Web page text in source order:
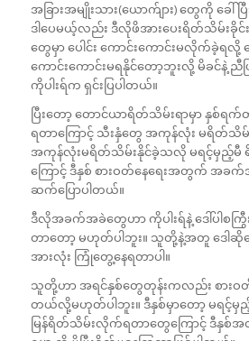
အခြားအမျိုးသား(ယောက်ျား) တွေကို ခေါ်
ဒါပေမယ့်လည်း ဒီလိုဖိအားပေးရိတ်သိမ်းခိုင်
တွေမှာ ပေါင်း ကောင်းကောင်းမလိုက်ခဲ့ရလို့
ကောင်းကောင်းမရနိုင်တော့ဘူးလို့ မိခင်နဲ့
ကိုပါးရ်က ရှင်းပြပါတယ်။
ပြီးတော့ တောင်ယာရိတ်သိမ်းရာမှာ နှစ်ရ
ရတာကြောင့် သီးနှံတွေ အကုန်လုံး မရိတ်သိမ်
အကုန်လုံးမရိတ်သိမ်းနိုင်ခဲ့သလို မရင့်မှည့်မီ
ကြောင့် ဒီနှစ် စားဝတ်နေရေးအတွက် အ
ဆက်ပြောပါတယ်။
ဒီလိုအခက်အခဲတွေဟာ ကိုပါးရ်နဲ့ ဒေါ်ပါစကြွီ
တာတော့ မဟုတ်ပါဘူး။ သူတို့နဲ့အတူ ဒေါဆို
အားလုံး ကြုံတွေ့နေရတာပါ။
သူတို့ဟာ အရင်နှစ်တွေတုန်းကလည်း စားဝ
တယ်လို့မဟုတ်ပါဘူး။ ဒီနှစ်မှာတော့ မရင့်
မြန်ရိတ်သိမ်းလိုက်ရတာတွေကြောင့် ဒီနှစ်